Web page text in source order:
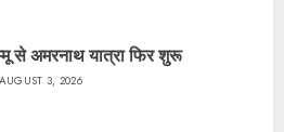
से अमरनाथ यात्रा फिर शुरू
AUGUST 3, 2026